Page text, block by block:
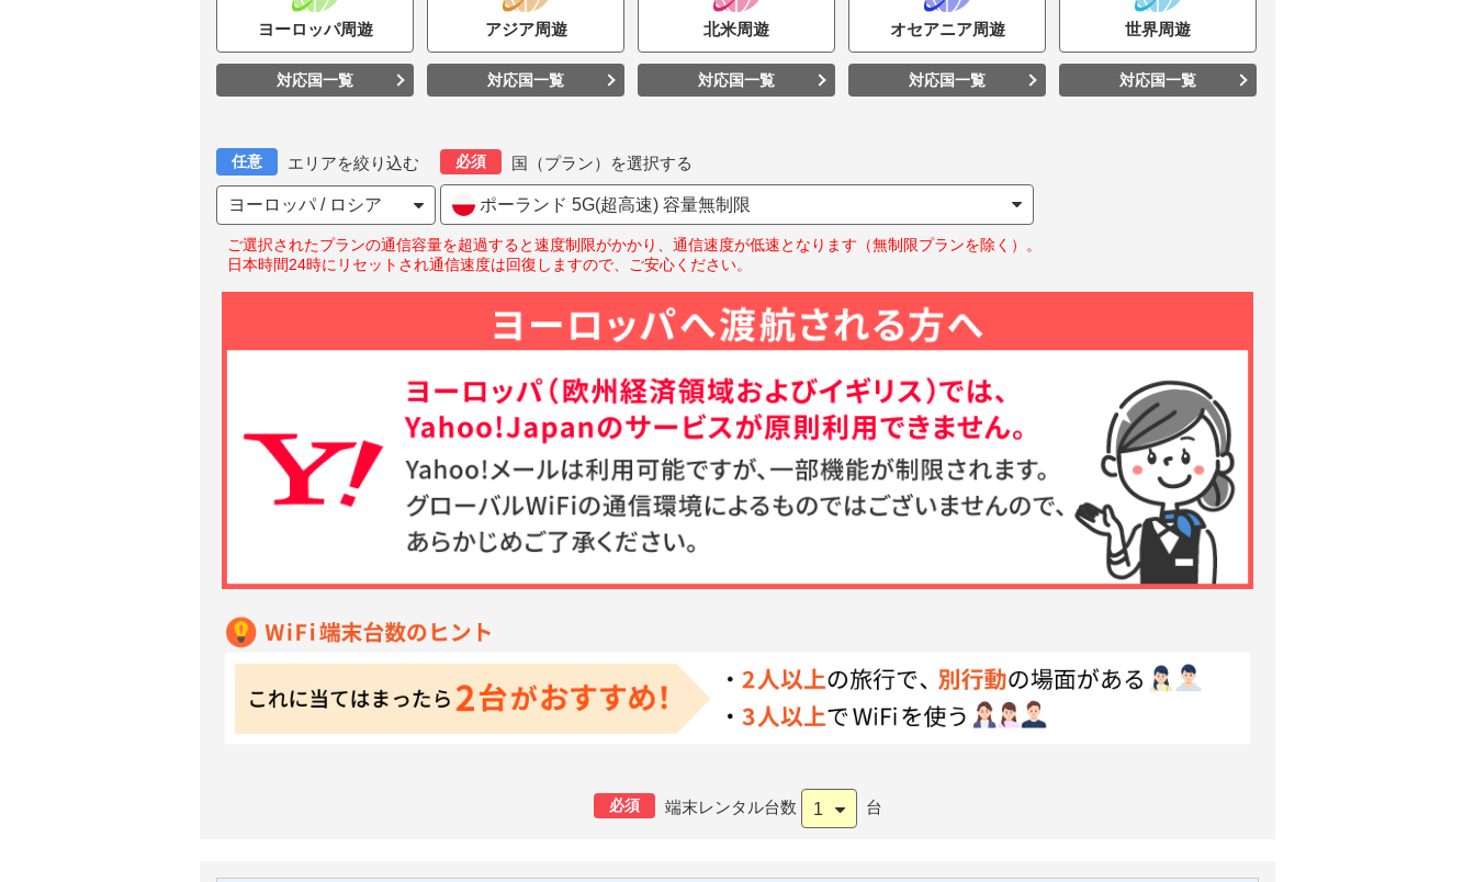
ヨーロッパ周遊
対応国一覧
アジア周遊
対応国一覧
北米周遊
対応国一覧
オセアニア周遊
対応国一覧
世界周遊
対応国一覧
任意 エリアを絞り込む
ヨーロッパ / ロシア
必須 国（プラン）を選択する
ポーランド 5G(超高速) 容量無制限
ご選択されたプランの通信容量を超過すると速度制限がかかり、通信速度が低速となります（無制限プランを除く）。
日本時間24時にリセットされ通信速度は回復しますので、ご安心ください。
必須 端末レンタル台数 1 台